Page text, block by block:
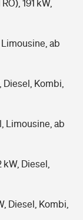
191 kW,
Limousine, ab
Diesel, Kombi,
Limousine, ab
Diesel,
Diesel, Kombi,